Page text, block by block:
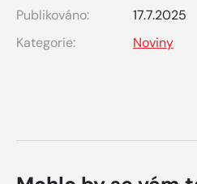
Publikováno:
17.7.2025
Kategorie:
Noviny